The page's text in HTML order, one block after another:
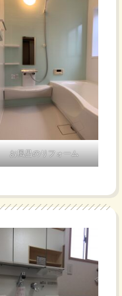
お風呂のリフォーム